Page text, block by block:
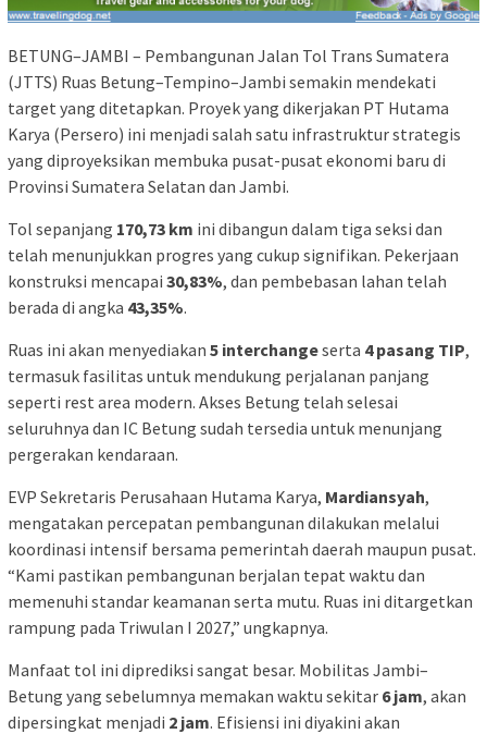
BETUNG–JAMBI – Pembangunan Jalan Tol Trans Sumatera
(JTTS) Ruas Betung–Tempino–Jambi semakin mendekati
target yang ditetapkan. Proyek yang dikerjakan PT Hutama
Karya (Persero) ini menjadi salah satu infrastruktur strategis
yang diproyeksikan membuka pusat-pusat ekonomi baru di
Provinsi Sumatera Selatan dan Jambi.
Tol sepanjang 170,73 km ini dibangun dalam tiga seksi dan
telah menunjukkan progres yang cukup signifikan. Pekerjaan
konstruksi mencapai 30,83%, dan pembebasan lahan telah
berada di angka 43,35%.
Ruas ini akan menyediakan 5 interchangeserta 4 pasang TIP,
termasuk fasilitas untuk mendukung perjalanan panjang
seperti rest area modern. Akses Betung telah selesai
seluruhnya dan IC Betung sudah tersedia untuk menunjang
pergerakan kendaraan.
EVP Sekretaris Perusahaan Hutama Karya, Mardiansyah,
mengatakan percepatan pembangunan dilakukan melalui
koordinasi intensif bersama pemerintah daerah maupun pusat.
“Kami pastikan pembangunan berjalan tepat waktu dan
memenuhi standar keamanan serta mutu. Ruas ini ditargetkan
rampung pada Triwulan I 2027,” ungkapnya.
Manfaat tol ini diprediksi sangat besar. Mobilitas Jambi–
Betung yang sebelumnya memakan waktu sekitar 6 jam, akan
dipersingkat menjadi 2 jam. Efisiensi ini diyakini akan